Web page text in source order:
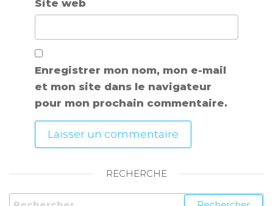
Site web
Enregistrer mon nom, mon e-mail
et mon site dans le navigateur
pour mon prochain commentaire.
RECHERCHE